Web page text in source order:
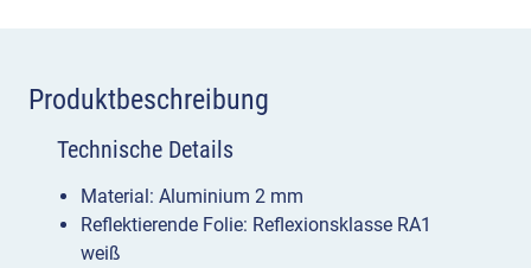
Produktbeschreibung
Technische Details
Material: Aluminium 2 mm
Reflektierende Folie: Reflexionsklasse RA1
weiß